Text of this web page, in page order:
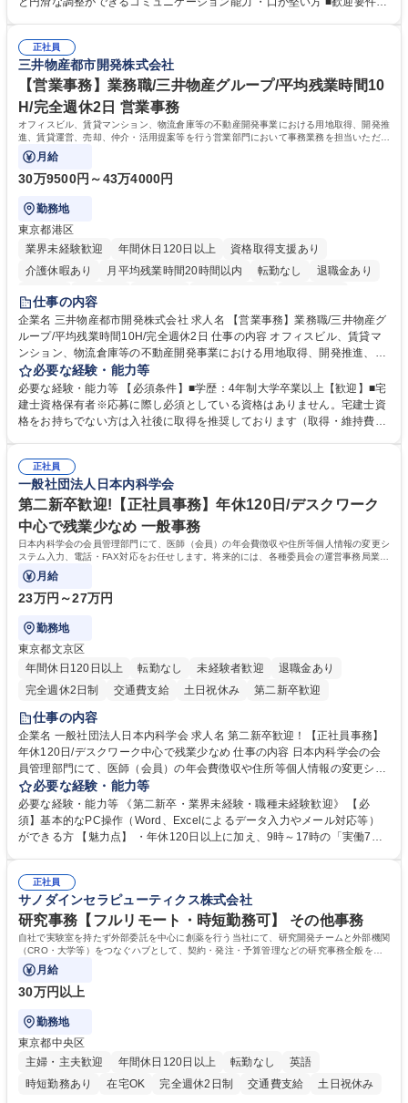
管理 ・福利厚生関連 ・職員からの問合せ、相談対応 ・その他日常の総務
業務全般 募集職種 【東京／文京区】公益財団法人の総務人事業務／年間
休日125日
正社員
三井物産都市開発株式会社
【営業事務】業務職/三井物産グループ/平均残業時間10
H/完全週休2日 営業事務
オフィスビル、賃貸マンション、物流倉庫等の不動産開発事業における用地取得、開発推
進、賃貸運営、売却、仲介・活用提案等を行う営業部門において事務業務を担当いただき
ます。
月給
30万9500円～43万4000円
勤務地
東京都港区
業界未経験歓迎
年間休日120日以上
資格取得支援あり
介護休暇あり
月平均残業時間20時間以内 転勤なし
退職金あり
在宅OK
賞与あり
駅近5分以内
土日祝休み 寮・社宅あり
仕事の内容
企業名 三井物産都市開発株式会社 求人名 【営業事務】業務職/三井物産グ
ループ/平均残業時間10H/完全週休2日 仕事の内容 オフィスビル、賃貸マ
ンション、物流倉庫等の不動産開発事業における用地取得、開発推進、賃
貸運営、売却、仲介・活用提案等を行う営業部門において事務業務を担当
いただきます。 【詳細】・契約書管理、契約書製本、捺印対応、ファイリ
ング、登記簿取得、調書取得・支払業務（各種費用支払、支払管理、請
求・支払データ登録、取引先マスター申請対応）・予算作成及び予実管
の他に担当頂く業務が発生する場合があります。 募集職種 【営業事務】
業務職/三井物産グループ/平均残業時間10H/完全週休2日
必要な経験・能力等
必要な経験・能力等 【必須条件】■学歴：4年制大学卒業以上【歓迎】■宅
建士資格保有者※応募に際し必須としている資格はありません。宅建士資
格をお持ちでない方は入社後に取得を推奨しております（取得・維持費用
ション力がある方。 ・チャレンジを厭わず、粘り強く業務に取り組める
方。多様な関係者と謙虚に信頼関係を構築でき、期限を意識したスケジュ
ール管理が出来る方。※将来的に他部署（営業部門、コーポレート部門）
へのジョブローテーションの可能性があります。 学歴・資格 学歴：大学
院 大学 語学力： 資格：宅地建物取引士
正社員
一般社団法人日本内科学会
第二新卒歓迎!【正社員事務】年休120日/デスクワーク
中心で残業少なめ 一般事務
日本内科学会の会員管理部門にて、医師（会員）の年会費徴収や住所等個人情報の変更シ
ステム入力、電話・FAX対応をお任せします。将来的には、各種委員会の運営事務局業務
などにも幅広く携わっていただきます。
月給
23万円～27万円
勤務地
東京都文京区
年間休日120日以上
転勤なし 未経験者歓迎
退職金あり
完全週休2日制
交通費支給 土日祝休み 第二新卒歓迎
仕事の内容
企業名 一般社団法人日本内科学会 求人名 第二新卒歓迎！【正社員事務】
年休120日/デスクワーク中心で残業少なめ 仕事の内容 日本内科学会の会
員管理部門にて、医師（会員）の年会費徴収や住所等個人情報の変更シス
テム入力、電話・FAX対応をお任せします。将来的には、各種委員会の運
営事務局業務などにも幅広く携わっていただきます。 【会員管理・データ
入力業務】 ・医師（会員）の住所変更、個人情報のシステム登録・更新
・年会費の徴収管理や入金データの照合確認 【問い合わせ対応】 ・会員
年休120日/デスクワーク中心で残業少なめ
必要な経験・能力等
必要な経験・能力等 《第二新卒・業界未経験・職種未経験歓迎》 【必
須】基本的なPC操作（Word、Excelによるデータ入力やメール対応等）
ができる方 【魅力点】 ・年休120日以上に加え、9時～17時の「実働7時
整、資料作成、当日の運営サポート 学歴・資格 学歴：大学院 大学 語学
力： 資格：
正社員
サノダインセラピューティクス株式会社
研究事務【フルリモート・時短勤務可】 その他事務
自社で実験室を持たず外部委託を中心に創薬を行う当社にて、研究開発チームと外部機関
（CRO・大学等）をつなぐハブとして、契約・発注・予算管理などの研究事務全般をお
任せします。
月給
30万円以上
勤務地
東京都中央区
主婦・主夫歓迎
年間休日120日以上 転勤なし
英語
時短勤務あり
在宅OK 完全週休2日制 交通費支給 土日祝休み